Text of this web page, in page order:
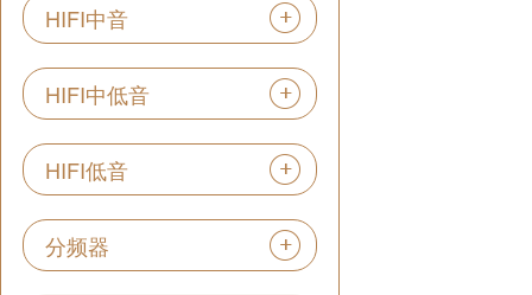
HIFI中音
HIFI中低音
HIFI低音
分频器